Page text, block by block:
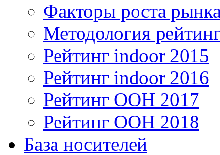
Факторы роста
Методология
Рейтинг indoor 2015
Рейтинг indoor 2016
Рейтинг OOH 2017
Рейтинг OOH 2018
База носителей